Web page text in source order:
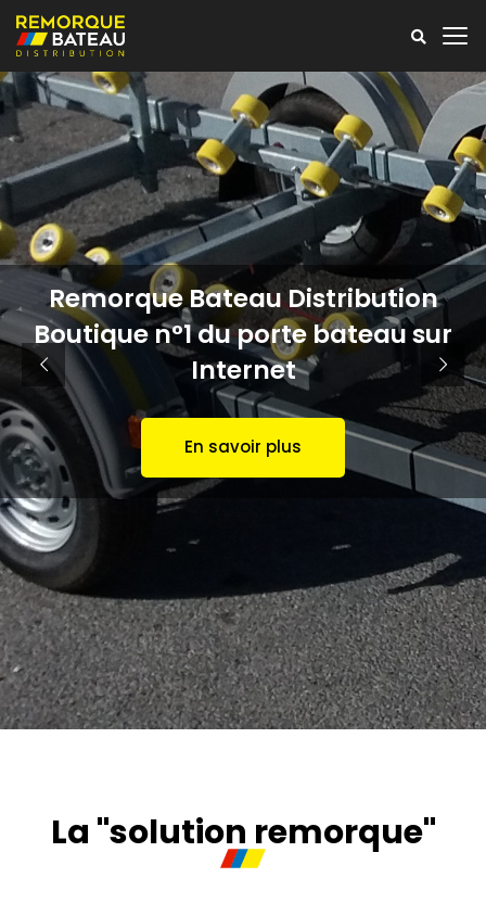
Remorque Bateau Distribution
Boutique n°1 du porte bateau sur
Internet
En savoir plus
La "solution remorque"